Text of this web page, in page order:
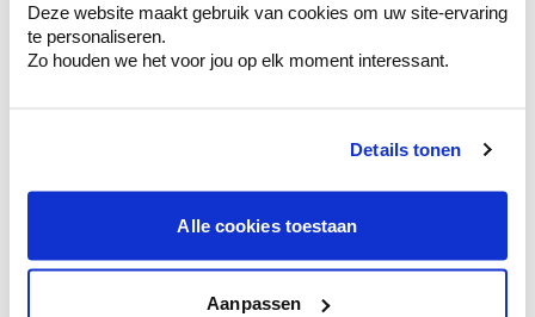
Deze website maakt gebruik van cookies om uw site-ervaring
te personaliseren.
Zo houden we het voor jou op elk moment interessant.
Details tonen
Alle cookies toestaan
Aanpassen
Obtenez des conseils personnalisés sur la
combinaison de couleurs.
Conseil couleur à domicile
en couleur.
l'éclairage et de votre mobilier.